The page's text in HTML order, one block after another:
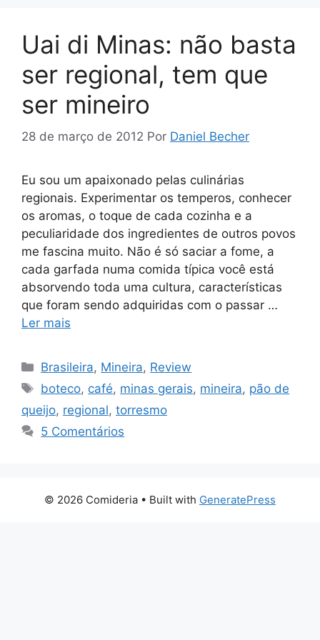
Uai di Minas: não basta
ser regional, tem que
ser mineiro
28 de março de 2012 Por Daniel Becher
Eu sou um apaixonado pelas culinárias
regionais. Experimentar os temperos, conhecer
os aromas, o toque de cada cozinha e a
peculiaridade dos ingredientes de outros povos
me fascina muito. Não é só saciar a fome, a
cada garfada numa comida típica você está
absorvendo toda uma cultura, características
que foram sendo adquiridas com o passar …
Ler mais
Categorias
Brasileira, Mineira, Review
Tags
boteco, café, minas gerais, mineira, pão de
queijo, regional, torresmo
5 Comentários
© 2026 Comideria • Built with GeneratePress